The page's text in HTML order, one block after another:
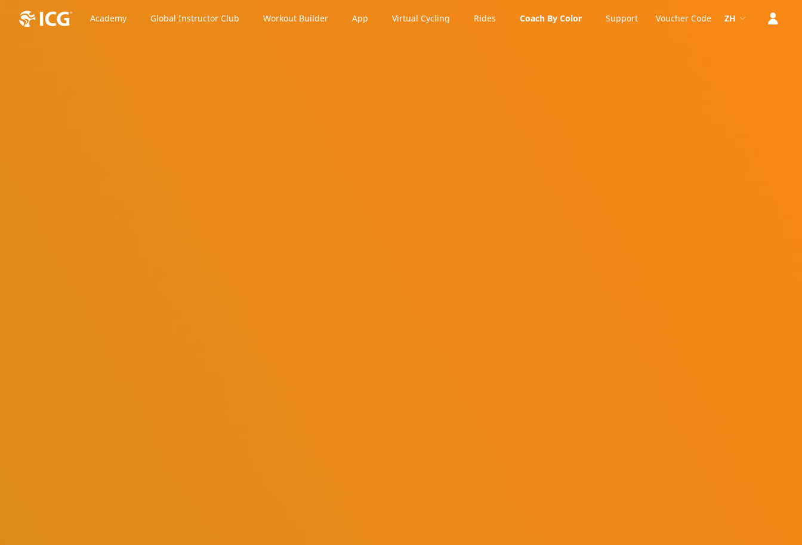
Academy Global Instructor Club Workout Builder App Virtual Cycling Rides Coach By Color Support Voucher Code ZH